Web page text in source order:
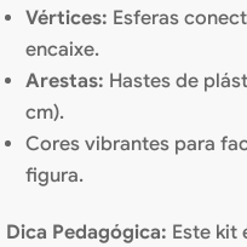
Vértices: Esferas
encaixe.
Arestas: Hastes de
cm).
Cores vibrantes para
figura.
Dica Pedagógica: Este kit